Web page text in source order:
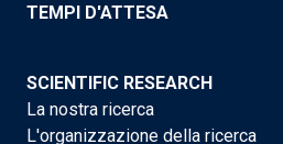
TEMPI D'ATTESA
SCIENTIFIC RESEARCH
La nostra ricerca
L'organizzazione della ricerca